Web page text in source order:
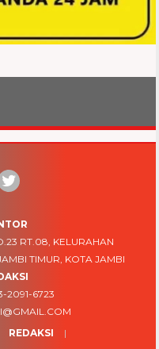
RT.08, KELURAHAN
TIMUR, KOTA JAMBI
2091-6723
REDAKSI